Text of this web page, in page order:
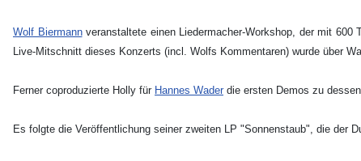
Wolf Biermannveranstaltete einen Liedermacher-Workshop, der mit 600
Live-Mitschnitt dieses Konzerts (incl. Wolfs Kommentaren) wurde über
Ferner coproduzierte Holly für Hannes Wader die ersten Demos zu
Es folgte die Veröffentlichung seiner zweiten LP "Sonnenstaub", die der